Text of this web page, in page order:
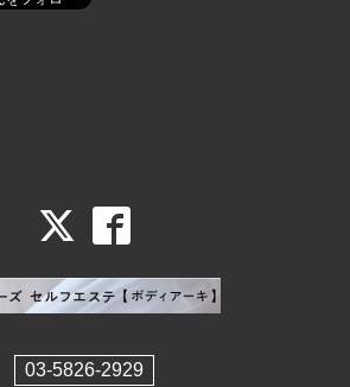
03-5826-2929